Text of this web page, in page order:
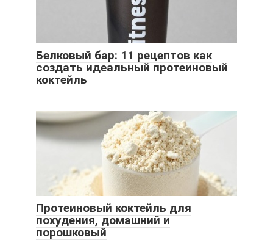
Белковый бар: 11 рецептов как
создать идеальный протеиновый
коктейль
Протеиновый коктейль для
похудения, домашний и
порошковый